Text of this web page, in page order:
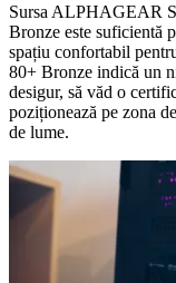
Sursa ALPHAGEAR
Bronze este suficientă
spațiu confortabil
80+ Bronze indică un
desigur, să văd o
poziționează pe zona
de lume.